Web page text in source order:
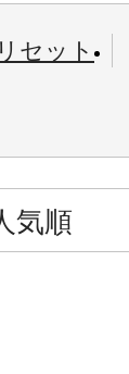
リセット